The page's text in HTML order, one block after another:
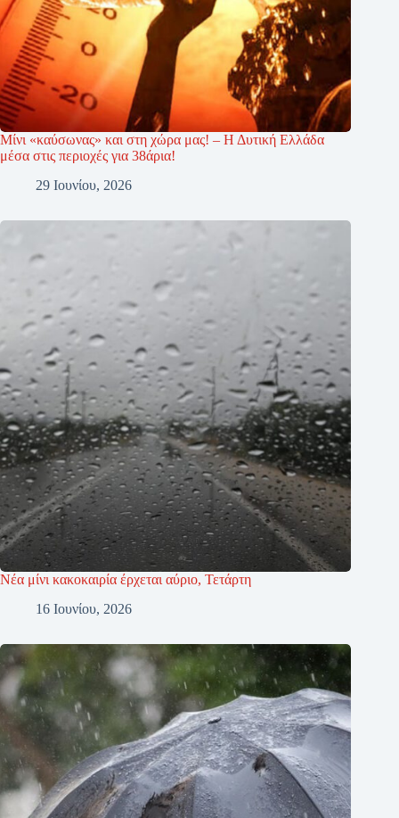
Μίνι «καύσωνας» και στη χώρα μας! – Η Δυτική Ελλάδα
μέσα στις περιοχές για 38άρια!
29 Ιουνίου, 2026
Νέα μίνι κακοκαιρία έρχεται αύριο, Τετάρτη
16 Ιουνίου, 2026